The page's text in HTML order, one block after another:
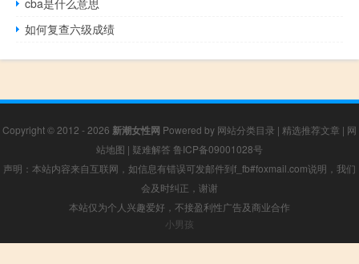
cba是什么意思
如何复查六级成绩
Copyright © 2012 - 2026 新潮女性网 Powered by 网站分类目录 | 精选推荐文章 | 网
站地图 | 疑难解答 鲁ICP备09001028号
声明：本站内容来自互联网，如信息有错误可发邮件到f_fb#foxmail.com说明，我们
会及时纠正，谢谢
本站仅为个人兴趣爱好，不接盈利性广告及商业合作
小男孩